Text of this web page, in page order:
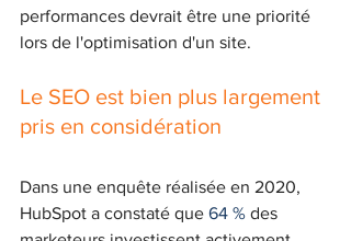
performances devrait être une priorité
lors de l'optimisation d'un site.
Le SEO est bien plus largement
pris en considération
Dans une enquête réalisée en 2020,
HubSpot a constaté que 64 % des